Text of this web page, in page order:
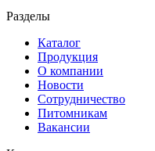
Разделы
Каталог
Продукция
О компании
Новости
Сотрудничество
Питомникам
Вакансии